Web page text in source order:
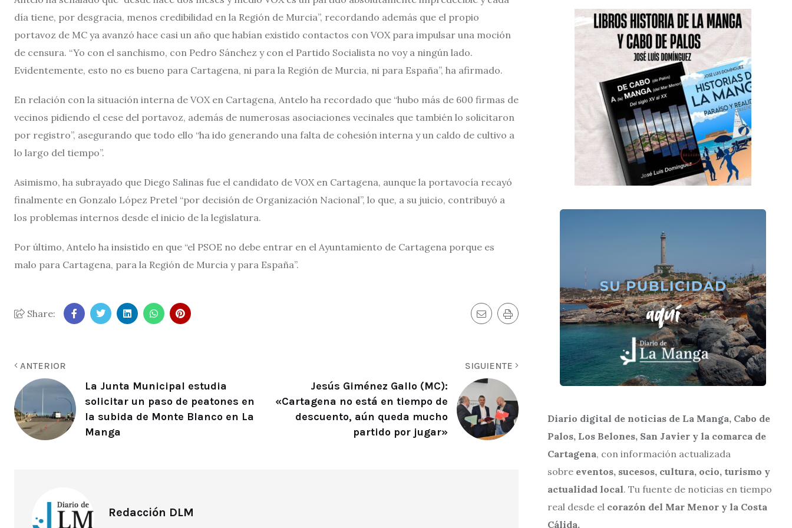
día tiene, por desgracia, menos credibilidad en la Región de Murcia”, recordando además que el propio
portavoz de MC ya avanzó hace casi un año que habían existido contactos con VOX para impulsar una moción
de censura. “Yo con el sanchismo, con Pedro Sánchez y con el Partido Socialista no voy a ningún lado.
Evidentemente, esto no es bueno para Cartagena, ni para la Región de Murcia, ni para España”, ha afirmado.
En relación con la situación interna de VOX en Cartagena, Antelo ha recordado que “hubo más de 600 firmas de
vecinos pidiendo el cese del portavoz, además de numerosas asociaciones vecinales que también lo solicitaron
por registro”, asegurando que todo ello “ha ido generando una falta de cohesión interna y un caldo de cultivo a
lo largo del tiempo”.
Asimismo, ha subrayado que Diego Salinas fue el candidato de VOX en Cartagena, aunque la portavocía recayó
finalmente en Gonzalo López Pretel “por decisión de Organización Nacional”, lo que, a su juicio, contribuyó a
los problemas internos desde el inicio de la legislatura.
Por último, Antelo ha insistido en que “el PSOE no debe entrar en el Ayuntamiento de Cartagena porque es
malo para Cartagena, para la Región de Murcia y para España”.
Share:
ANTERIOR
La Junta Municipal estudia
solicitar un paso de peatones en
la subida de Monte Blanco en La
Manga
SIGUIENTE
Jesús Giménez Gallo (MC):
«Cartagena no está en tiempo de
descuento, aún queda mucho
partido por jugar»
Redacción DLM
Diario digital de noticias de La Manga, Cabo de
Palos, Los Belones, San Javier y la comarca de
Cartagena, con información actualizada
sobre eventos, sucesos, cultura, ocio, turismo y
actualidad local. Tu fuente de noticias en tiempo
real desde el corazón del Mar Menor y la Costa
Cálida.